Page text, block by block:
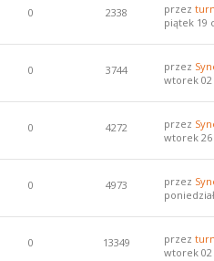
0 2338 przez
piątek 19
0 3744 przez
wtorek 02
0 4272 przez
wtorek 26
0 4973 przez
0 13349 przez
wtorek 02